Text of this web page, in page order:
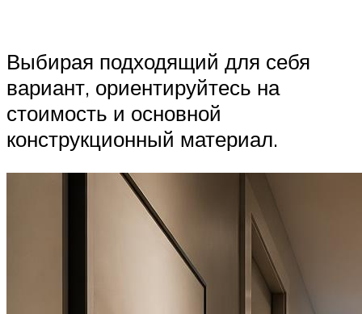
Выбирая подходящий для себя
вариант, ориентируйтесь на
стоимость и основной
конструкционный материал.